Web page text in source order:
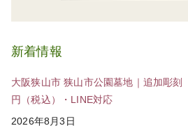
新着情報
大阪狭山市 狭山市公園墓地｜追加彫刻
円（税込）・LINE対応
2026年8月3日